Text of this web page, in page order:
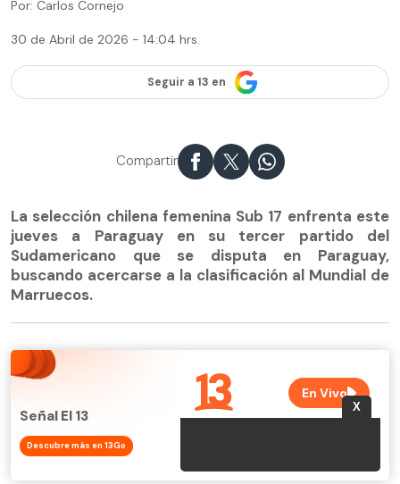
Por: Carlos Cornejo
30 de Abril de 2026 - 14:04 hrs.
Seguir a 13 en
Compartir
La selección chilena femenina Sub 17 enfrenta este
jueves a Paraguay en su tercer partido del
Sudamericano que se disputa en Paraguay,
buscando acercarse a la clasificación al Mundial de
Marruecos.
Señal El 13
Descubre más en 13Go